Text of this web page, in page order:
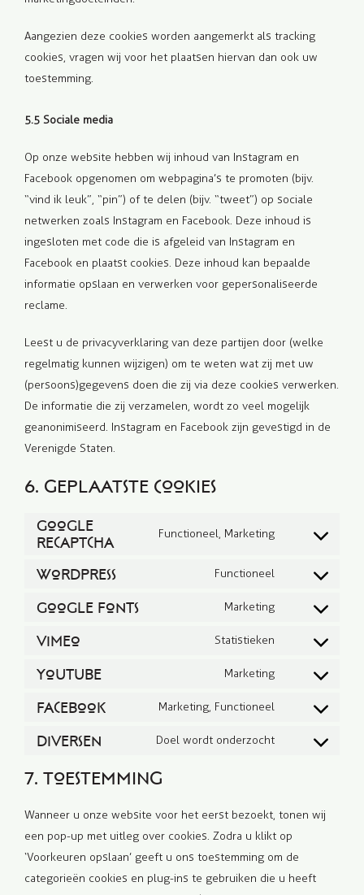
Aangezien deze cookies worden aangemerkt als tracking
cookies, vragen wij voor het plaatsen hiervan dan ook uw
toestemming.
5.5 Sociale media
Op onze website hebben wij inhoud van Instagram en
Facebook opgenomen om webpagina’s te promoten (bijv.
“vind ik leuk”, “pin”) of te delen (bijv. “tweet”) op sociale
netwerken zoals Instagram en Facebook. Deze inhoud is
ingesloten met code die is afgeleid van Instagram en
Facebook en plaatst cookies. Deze inhoud kan bepaalde
informatie opslaan en verwerken voor gepersonaliseerde
reclame.
Leest u de privacyverklaring van deze partijen door (welke
regelmatig kunnen wijzigen) om te weten wat zij met uw
(persoons)gegevens doen die zij via deze cookies verwerken.
De informatie die zij verzamelen, wordt zo veel mogelijk
geanonimiseerd. Instagram en Facebook zijn gevestigd in de
Verenigde Staten.
6. Geplaatste cookies
Google
reCAPTCHA
Functioneel, Marketing
Consent
google-
WordPress Functioneel
Consent
wordpress
Google Fonts Marketing
Consent
google-
Vimeo Statistieken
Consent
vimeo
YouTube Marketing
Consent
youtube
Facebook Marketing, Functioneel
Consent
Diversen Doel wordt onderzocht
Consent
diversen
7. Toestemming
Wanneer u onze website voor het eerst bezoekt, tonen wij
een pop-up met uitleg over cookies. Zodra u klikt op
‘Voorkeuren opslaan’ geeft u ons toestemming om de
categorieën cookies en plug-ins te gebruiken die u heeft